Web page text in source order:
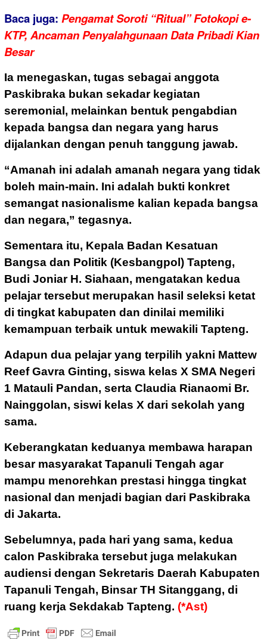
Baca juga: Pengamat Soroti “Ritual” Fotokopi e-
KTP, Ancaman Penyalahgunaan Data Pribadi Kian
Besar
Ia menegaskan, tugas sebagai anggota
Paskibraka bukan sekadar kegiatan
seremonial, melainkan bentuk pengabdian
kepada bangsa dan negara yang harus
dijalankan dengan penuh tanggung jawab.
“Amanah ini adalah amanah negara yang tidak
boleh main-main. Ini adalah bukti konkret
semangat nasionalisme kalian kepada bangsa
dan negara,” tegasnya.
Sementara itu, Kepala Badan Kesatuan
Bangsa dan Politik (Kesbangpol) Tapteng,
Budi Joniar H. Siahaan, mengatakan kedua
pelajar tersebut merupakan hasil seleksi ketat
di tingkat kabupaten dan dinilai memiliki
kemampuan terbaik untuk mewakili Tapteng.
Adapun dua pelajar yang terpilih yakni Mattew
Reef Gavra Ginting, siswa kelas X SMA Negeri
1 Matauli Pandan, serta Claudia Rianaomi Br.
Nainggolan, siswi kelas X dari sekolah yang
sama.
Keberangkatan keduanya membawa harapan
besar masyarakat Tapanuli Tengah agar
mampu menorehkan prestasi hingga tingkat
nasional dan menjadi bagian dari Paskibraka
di Jakarta.
Sebelumnya, pada hari yang sama, kedua
calon Paskibraka tersebut juga melakukan
audiensi dengan Sekretaris Daerah Kabupaten
Tapanuli Tengah, Binsar TH Sitanggang, di
ruang kerja Sekdakab Tapteng. (*Ast)